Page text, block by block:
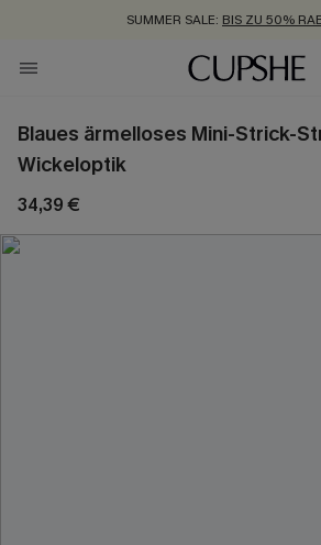
SUMMER SALE: BIS ZU 50%
ZUM NEWSLETTER:BIS ZU -20% EXTRA
KOSTENLOSER VERSAND AB
Blaues ärmelloses Mini-Strick-
Wickeloptik
34,39 €